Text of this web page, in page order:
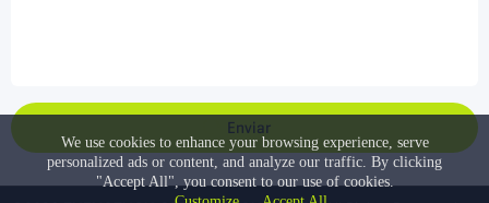
Enviar
We use cookies to enhance your browsing experience, serve
personalized ads or content, and analyze our traffic. By clicking
"Accept All", you consent to our use of cookies.